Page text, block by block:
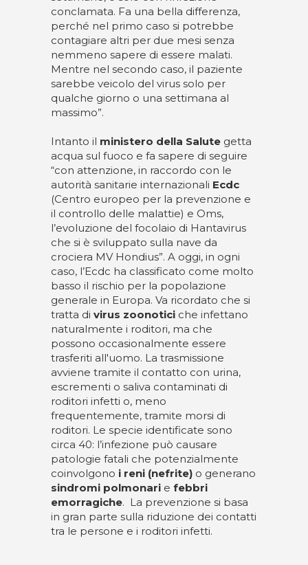
conclamata. Fa una bella differenza,
perché nel primo caso si potrebbe
contagiare altri per due mesi senza
nemmeno sapere di essere malati.
Mentre nel secondo caso, il paziente
sarebbe veicolo del virus solo per
qualche giorno o una settimana al
massimo”.
Intanto il ministero della Salute getta
acqua sul fuoco e fa sapere di seguire
“con attenzione, in raccordo con le
autorità sanitarie internazionali Ecdc
(Centro europeo per la prevenzione e
il controllo delle malattie) e Oms,
l’evoluzione del focolaio di Hantavirus
che si è sviluppato sulla nave da
crociera MV Hondius”. A oggi, in ogni
caso, l’Ecdc ha classificato come molto
basso il rischio per la popolazione
generale in Europa. Va ricordato che si
tratta di virus zoonotici che infettano
naturalmente i roditori, ma che
possono occasionalmente essere
trasferiti all'uomo. La trasmissione
avviene tramite il contatto con urina,
escrementi o saliva contaminati di
roditori infetti o, meno
frequentemente, tramite morsi di
roditori. Le specie identificate sono
circa 40: l’infezione può causare
patologie fatali che potenzialmente
coinvolgono i reni (nefrite) o generano
sindromi polmonari e febbri
emorragiche. La prevenzione si basa
in gran parte sulla riduzione dei contatti
tra le persone e i roditori infetti.